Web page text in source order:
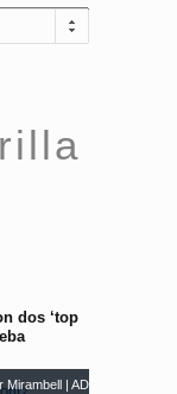
dos ‘top
Mirambell | AD